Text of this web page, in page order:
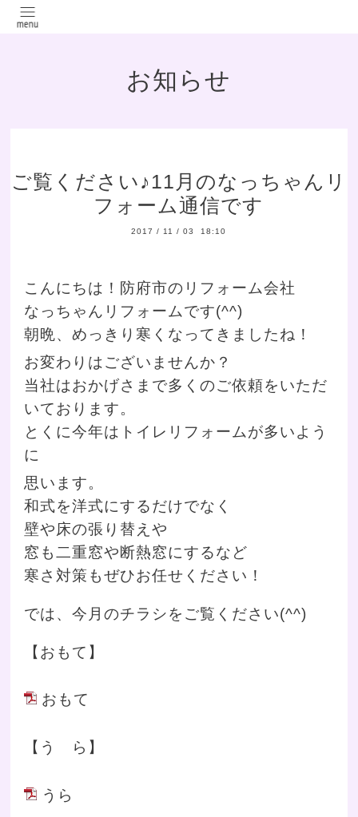
お知らせ
ご覧ください♪11月のなっちゃんリ
フォーム通信です
2017 / 11 /03 18:10
こんにちは！防府市のリフォーム会社
なっちゃんリフォームです(^^)
朝晩、めっきり寒くなってきましたね！
お変わりはございませんか？
当社はおかげさまで多くのご依頼をいただ
いております。
とくに今年はトイレリフォームが多いよう
に
思います。
和式を洋式にするだけでなく
壁や床の張り替えや
窓も二重窓や断熱窓にするなど
寒さ対策もぜひお任せください！
では、今月のチラシをご覧ください(^^)
【おもて】
おもて
【う ら】
うら